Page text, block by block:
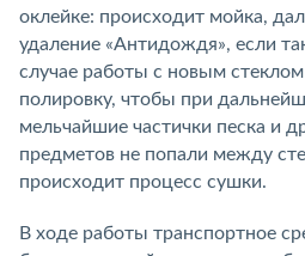
оклейке: происходит мойка,
удаление «Антидождя», если
случае работы с новым
полировку, чтобы при
мельчайшие частички песка и
предметов не попали между
происходит процесс сушки.
В ходе работы транспортное